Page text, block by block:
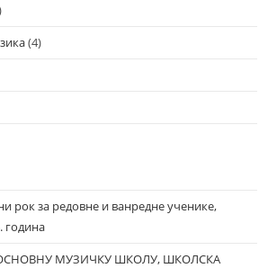
(4)
рок за редовне и ванредне ученике,
година
МУЗИЧКУ ШКОЛУ, ШКОЛСКА